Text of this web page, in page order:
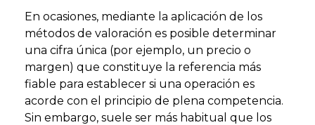
En ocasiones, mediante la aplicación de los
métodos de valoración es posible determinar
una cifra única (por ejemplo, un precio o
margen) que constituye la referencia más
fiable para establecer si una operación es
acorde con el principio de plena competencia.
Sin embargo, suele ser más habitual que los